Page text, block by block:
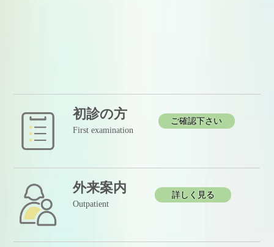
初診の方
First examination
ご確認下さい
外来案内
Outpatient
詳しく見る